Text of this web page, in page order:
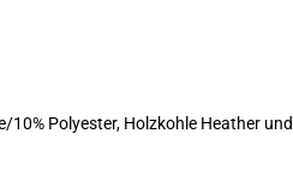
10% Polyester, Holzkohle Heather und